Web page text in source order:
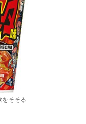
をそそる